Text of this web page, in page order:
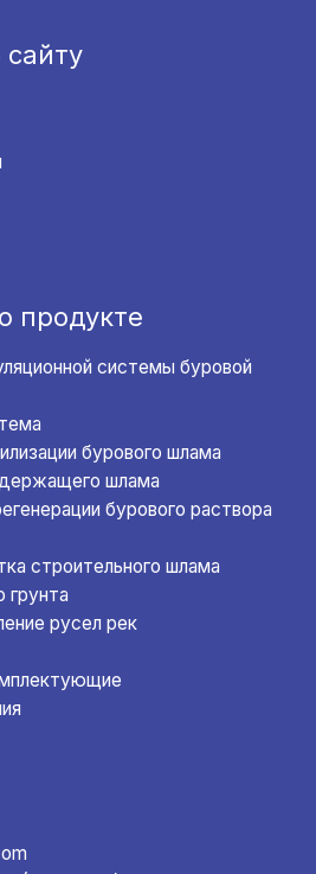
продукте
системы буровой
бурового шлама
шлама
бурового раствора
строительного шлама
грунта
русел рек